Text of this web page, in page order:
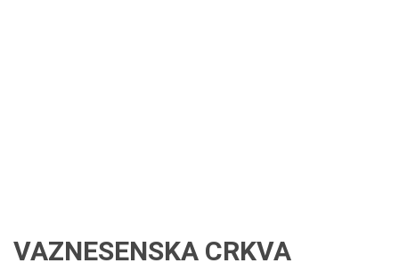
VAZNESENSKA CRKVA